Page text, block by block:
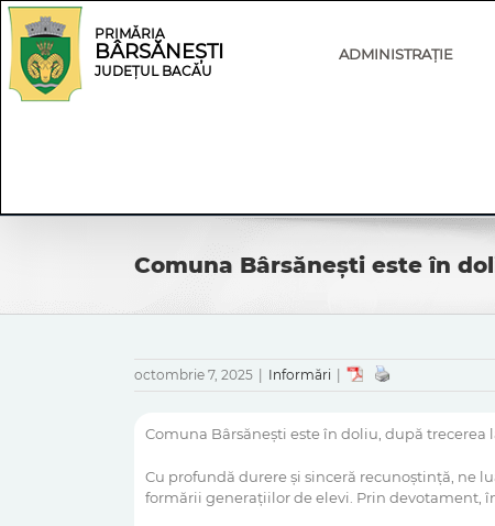
Skip
to
content
Skip
Navigation
PRIMĂRIA
BÂRSĂNEȘTI
JUDEȚUL BACĂU
ADMINISTRAȚIE
Comuna Bârsănești este în
octombrie 7, 2025 Informări
Comuna Bârsănești este în doliu, după trecerea
Cu profundă durere și sinceră recunoștință, ne
formării generațiilor de elevi. Prin devotament,